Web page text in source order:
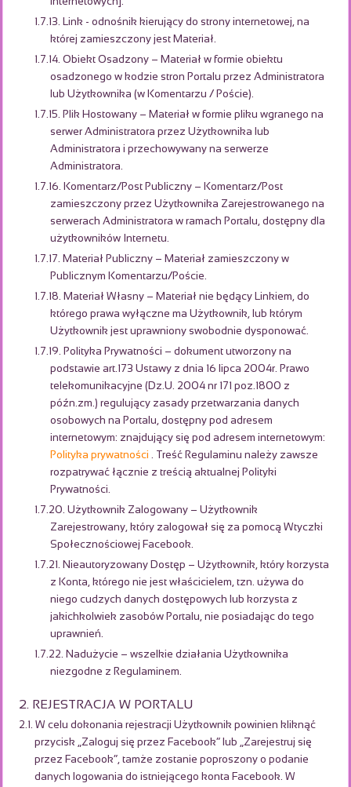
1.7.13. Link - odnośnik kierujący do strony internetowej, na
której zamieszczony jest Materiał.
1.7.14. Obiekt Osadzony – Materiał w formie obiektu
osadzonego w kodzie stron Portalu przez Administratora
lub Użytkownika (w Komentarzu / Poście).
1.7.15. Plik Hostowany – Materiał w formie pliku wgranego na
serwer Administratora przez Użytkownika lub
Administratora i przechowywany na serwerze
Administratora.
1.7.16. Komentarz/Post Publiczny – Komentarz/Post
zamieszczony przez Użytkownika Zarejestrowanego na
serwerach Administratora w ramach Portalu, dostępny dla
użytkowników Internetu.
1.7.17. Materiał Publiczny – Materiał zamieszczony w
Publicznym Komentarzu/Poście.
1.7.18. Materiał Własny – Materiał nie będący Linkiem, do
którego prawa wyłączne ma Użytkownik, lub którym
Użytkownik jest uprawniony swobodnie dysponować.
1.7.19. Polityka Prywatności – dokument utworzony na
podstawie art.173 Ustawy z dnia 16 lipca 2004r. Prawo
telekomunikacyjne (Dz.U. 2004 nr 171 poz.1800 z
późn.zm.) regulujący zasady przetwarzania danych
osobowych na Portalu, dostępny pod adresem
internetowym: znajdujący się pod adresem internetowym:
Polityka prywatności . Treść Regulaminu należy zawsze
rozpatrywać łącznie z treścią aktualnej Polityki
Prywatności.
1.7.20. Użytkownik Zalogowany – Użytkownik
Zarejestrowany, który zalogował się za pomocą Wtyczki
Społecznościowej Facebook.
1.7.21. Nieautoryzowany Dostęp – Użytkownik, który korzysta
z Konta, którego nie jest właścicielem, tzn. używa do
niego cudzych danych dostępowych lub korzysta z
jakichkolwiek zasobów Portalu, nie posiadając do tego
uprawnień.
1.7.22. Nadużycie – wszelkie działania Użytkownika
niezgodne z Regulaminem.
2. REJESTRACJA W PORTALU
2.1. W celu dokonania rejestracji Użytkownik powinien kliknąć
przycisk „Zaloguj się przez Facebook” lub „Zarejestruj się
przez Facebook”, tamże zostanie poproszony o podanie
danych logowania do istniejącego konta Facebook. W